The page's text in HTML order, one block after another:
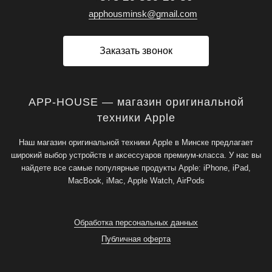
apphousminsk@gmail.com
Заказать звонок
APP-HOUSE — магазин оригинальной
техники Apple
Наш магазин оригинальной техники Apple в Минске предлагает
широкий выбор устройств и аксессуаров премиум-класса. У нас вы
найдете все самые популярные продукты Apple: iPhone, iPad,
MacBook, iMac, Apple Watch, AirPods
Обработка персональных данных
Публичная оферта